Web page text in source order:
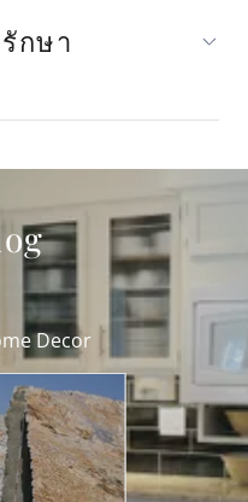
กษา
Decor